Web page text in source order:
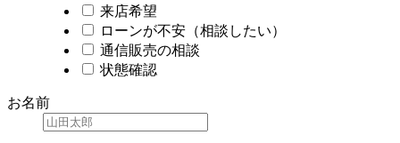
来店希望
ローンが不安（相談したい）
通信販売の相談
状態確認
お名前